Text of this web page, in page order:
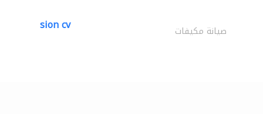
sion cv صيانة مكيفات